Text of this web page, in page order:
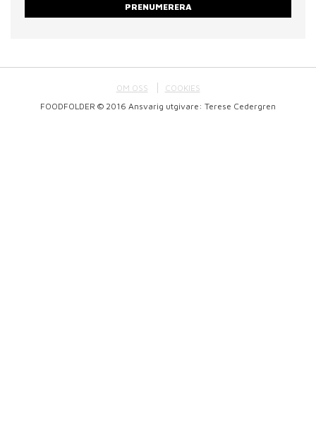
PRENUMERERA
OM OSS
COOKIES
FOODFOLDER © 2016 Ansvarig utgivare: Terese Cedergren